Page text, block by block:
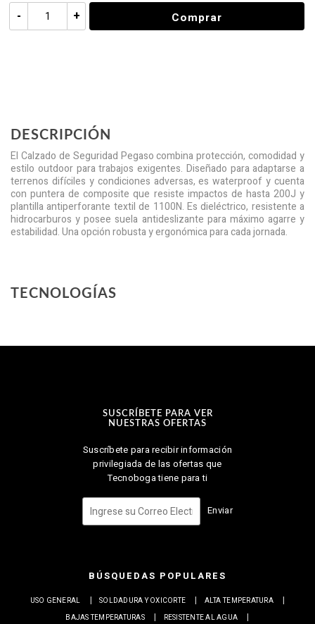
+
- Comprar
DESCRIPCIÓN
El Calzado de Seguridad Pegaso combina protección, comodidad y
estilo outdoor para trabajos exigentes. Diseñado para adaptarse a
terrenos difíciles y condiciones adversas, es waterproof y cuenta
con puntera de composite que resiste impactos de hasta 200J y
plantilla antiperforante textil de 1100N. Es dieléctrico, resistente a
hidrocarburos y posee suela antideslizante para máximo agarre y
estabilidad. Una opción robusta y ergonómica para cada jornada.
TECNOLOGÍAS
SUSCRÍBETE PARA VER
NUESTRAS OFERTAS
Suscríbete para recibir información
privilegiada de las ofertas que
Tecnoboga tiene para ti
Enviar
BÚSQUEDAS POPULARES
USO GENERAL SOLDADURA Y OXICORTE
ALTA TEMPERATURA
BAJAS TEMPERATURAS
RESISTENTE AL AGUA